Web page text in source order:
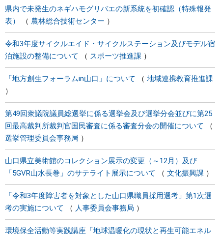
県内で未発生のネギハモグリバエの新系統を初確認（特殊報発
表）
農林総合技術センター
令和3年度サイクルエイド・サイクルステーション及びモデル宿
泊施設の整備について
スポーツ推進課
「地方創生フォーラムin山口」について 地域連携教育推進課
第49回衆議院議員総選挙に係る選挙会及び選挙分会並びに第25
回最高裁判所裁判官国民審査に係る審査分会の開催について
選挙管理委員会事務局
山口県立美術館のコレクション展示の変更（～12月）及び
「5GVR山水長巻」のサテライト展示について
文化振興課
「令和3年度障害者を対象とした山口県職員採用選考」第1次選
考の実施について
人事委員会事務局
環境保全活動等実践講座「地球温暖化の現状と再生可能エネル